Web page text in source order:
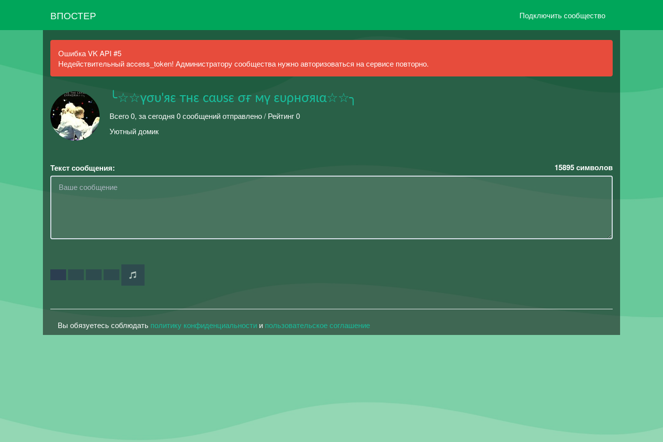
ВПОСТЕР Подключить сообщество
Ошибка VK API #5
Недействительный access_token! Администратору сообщества нужно авторизоваться на сервисе повторно.
╰☆☆үσυ'яε тнε cαυsε σғ мү ευρнσяια☆☆╮
Всего 0, за сегодня 0 сообщений отправлено / Рейтинг 0
Уютный домик
Текст сообщения: 15895символов
Вы обязуетесь соблюдать политику конфиденциальности и пользовательское соглашение